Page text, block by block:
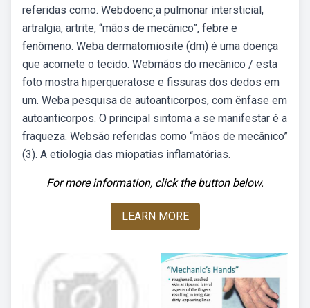
referidas como. Webdoenc¸a pulmonar intersticial,
artralgia, artrite, “mãos de mecânico”, febre e
fenômeno. Weba dermatomiosite (dm) é uma doença
que acomete o tecido. Webmãos do mecânico / esta
foto mostra hiperqueratose e fissuras dos dedos em
um. Weba pesquisa de autoanticorpos, com ênfase em
autoanticorpos. O principal sintoma a se manifestar é a
fraqueza. Websão referidas como “mãos de mecânico”
(3). A etiologia das miopatias inflamatórias.
For more information, click the button below.
LEARN MORE